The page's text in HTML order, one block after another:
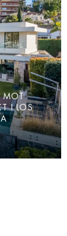
MOT
I LOS